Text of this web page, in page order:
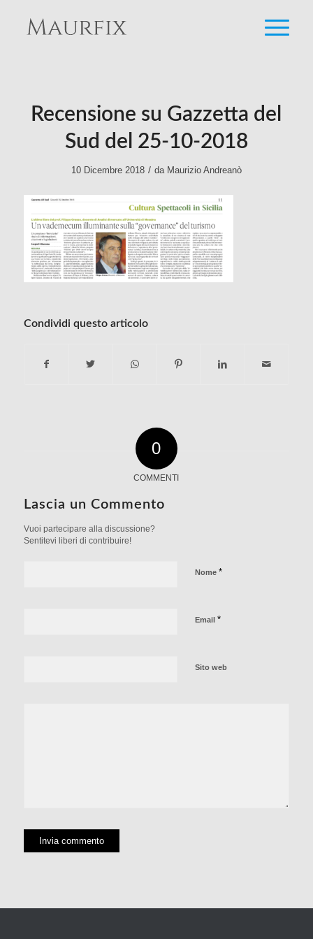
Recensione su Gazzetta del
Sud del 25-10-2018
10 Dicembre 2018 / da Maurizio Andreanò
Condividi questo articolo
0
COMMENTI
Lascia un Commento
Vuoi partecipare alla discussione?
Sentitevi liberi di contribuire!
Nome *
Email *
Sito web